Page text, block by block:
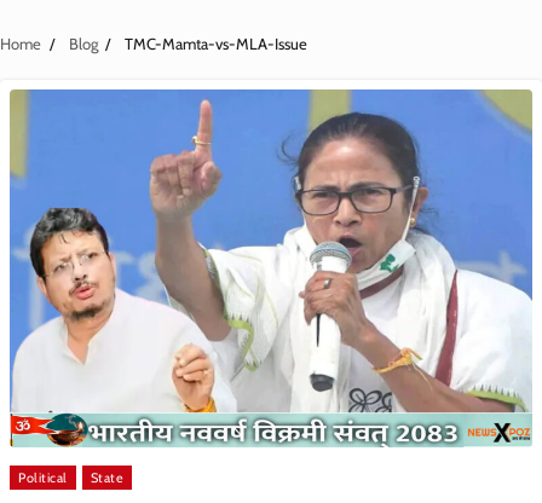
Home Blog TMC-Mamta-vs-MLA-Issue
Political State